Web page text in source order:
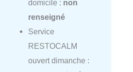
domicile : non
renseigné
Service
RESTOCALM
ouvert dimanche :